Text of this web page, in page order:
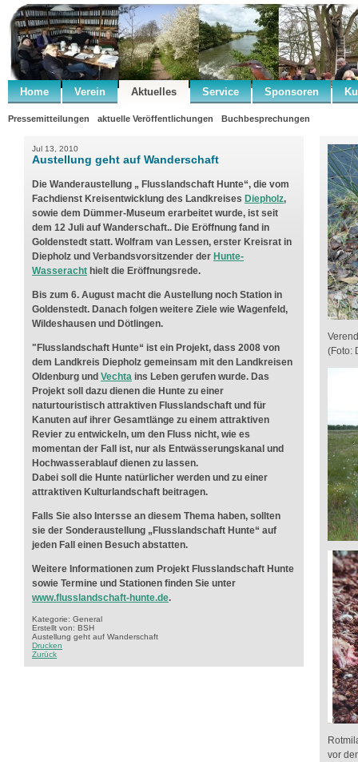
Home Verein Aktuelles Service Sponsoren
Pressemitteilungen aktuelle Veröffentlichungen Buchbesprechungen
Jul 13, 2010
Austellung geht auf Wanderschaft
Die Wanderaustellung „ Flusslandschaft Hunte“, die vom
Fachdienst Kreisentwicklung des Landkreises Diepholz,
sowie dem Dümmer-Museum erarbeitet wurde, ist seit
dem 12 Juli auf Wanderschaft.. Die Eröffnung fand in
Goldenstedt statt. Wolfram van Lessen, erster Kreisrat in
Diepholz und Verbandsvorsitzender der Hunte-
Wasseracht hielt die Eröffnungsrede.
Bis zum 6. August macht die Austellung noch Station in
Goldenstedt. Danach folgen weitere Ziele wie Wagenfeld,
Wildeshausen und Dötlingen.
"Flusslandschaft Hunte“ ist ein Projekt, dass 2008 von
dem Landkreis Diepholz gemeinsam mit den Landkreisen
Oldenburg und Vechta ins Leben gerufen wurde. Das
Projekt soll dazu dienen die Hunte zu einer
naturtouristisch attraktiven Flusslandschaft und für
Kanuten auf ihrer Gesamtlänge zu einem attraktiven
Revier zu entwickeln, um den Fluss nicht, wie es
momentan der Fall ist, nur als Entwässerungskanal und
Hochwasserablauf dienen zu lassen.
Dabei soll die Hunte natürlicher werden und zu einer
attraktiven Kulturlandschaft beitragen.
Falls Sie also Intersse an diesem Thema haben, sollten
sie der Sonderaustellung „Flusslandschaft Hunte“ auf
jeden Fall einen Besuch abstatten.
Weitere Informationen zum Projekt Flusslandschaft Hunte
sowie Termine und Stationen finden Sie unter
www.flusslandschaft-hunte.de.
Kategorie: General
Erstellt von: BSH
Austellung geht auf Wanderschaft
Drucken
Zurück
(Foto:
vor